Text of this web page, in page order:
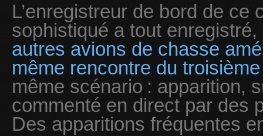
L’enregistreur de bord de ce
sophistiqué a tout
autres avions de chasse
même rencontre du
même scénario : apparition,
commenté en direct par des
Des apparitions fréquentes